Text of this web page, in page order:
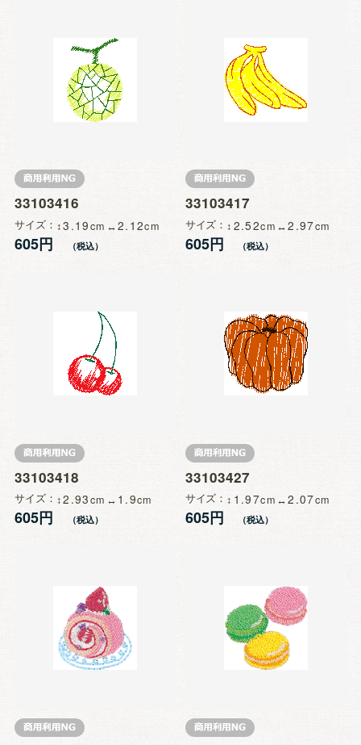
33103416
サイズ 3.19 2.12
605円
33103417
サイズ 2.52 2.97
605円
33103418
サイズ 2.93 1.9
605円
33103427
サイズ 1.97 2.07
605円